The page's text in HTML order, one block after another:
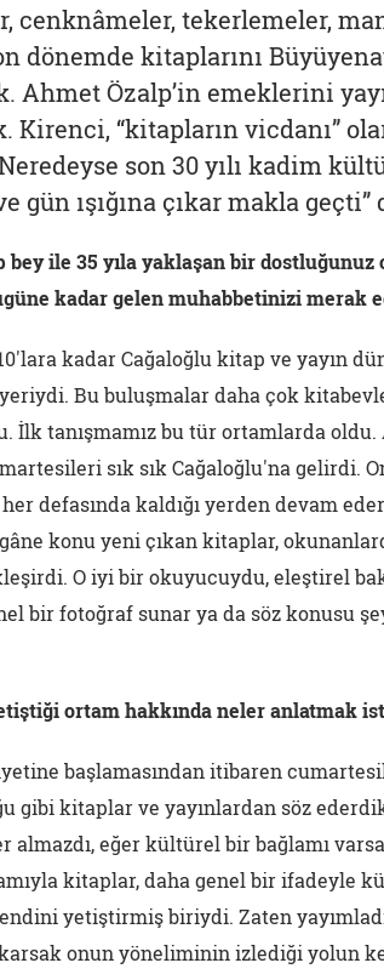
cenknâmeler, tekerlemeler,
dönemde kitaplarını
Ahmet Özalp’in emeklerini
“kitapların vicdanı”
son 30 yılı kadim
gün ışığına çıkar makla geçti”
bey ile 35 yıla yaklaşan bir dostluğunuz
kadar gelen muhabbetinizi merak
kadar Cağaloğlu kitap ve yayın
Bu buluşmalar daha çok
İlk tanışmamız bu tür ortamlarda oldu.
sık sık Cağaloğlu'na gelirdi.
defasında kaldığı yerden devam
konu yeni çıkan kitaplar,
O iyi bir okuyucuydu, eleştirel
bir fotoğraf sunar ya da söz konusu
ortam hakkında neler anlatmak
başlamasından itibaren
gibi kitaplar ve yayınlardan söz
almazdı, eğer kültürel bir bağlamı varsa
kitaplar, daha genel bir ifadeyle
yetiştirmiş biriydi. Zaten
onun yöneliminin izlediği yolun